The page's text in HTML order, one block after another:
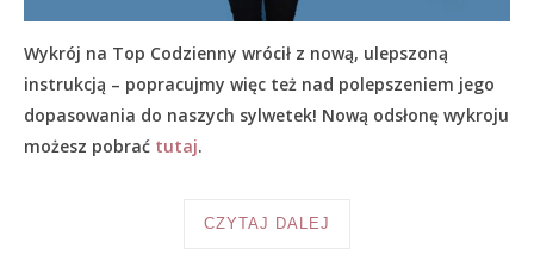
Wykrój na Top Codzienny wrócił z nową, ulepszoną
instrukcją – popracujmy więc też nad polepszeniem jego
dopasowania do naszych sylwetek! Nową odsłonę wykroju
możesz pobrać tutaj.
CZYTAJ DALEJ